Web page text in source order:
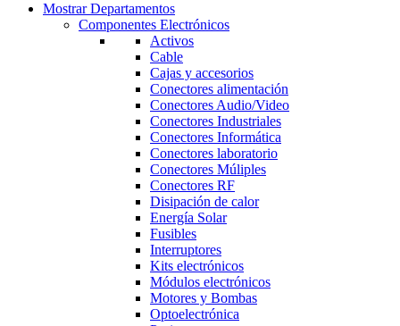
Mostrar Departamentos
Componentes Electrónicos
Activos
Cable
Cajas y accesorios
Conectores alimentación
Conectores Audio/Video
Conectores Industriales
Conectores Informática
Conectores laboratorio
Conectores Múliples
Conectores RF
Disipación de calor
Energía Solar
Fusibles
Interruptores
Kits electrónicos
Módulos electrónicos
Motores y Bombas
Optoelectrónica